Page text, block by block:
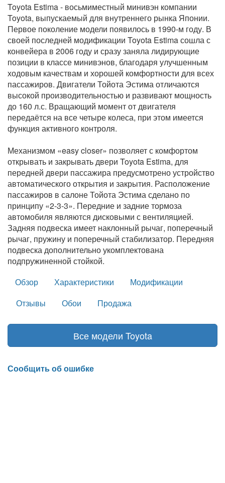
Toyota Estima - восьмиместный минивэн компании
Toyota, выпускаемый для внутреннего рынка Японии.
Первое поколение модели появилось в 1990-м году. В
своей последней модификации Toyota Estima сошла с
конвейера в 2006 году и сразу заняла лидирующие
позиции в классе минивэнов, благодаря улучшенным
ходовым качествам и хорошей комфортности для всех
пассажиров. Двигатели Тойота Эстима отличаются
высокой производительностью и развивают мощность
до 160 л.с. Вращающий момент от двигателя
передаётся на все четыре колеса, при этом имеется
функция активного контроля.
Механизмом «easy closer» позволяет с комфортом
открывать и закрывать двери Toyota Estima, для
передней двери пассажира предусмотрено устройство
автоматического открытия и закрытия. Расположение
пассажиров в салоне Тойота Эстима сделано по
принципу «2-3-3». Передние и задние тормоза
автомобиля являются дисковыми с вентиляцией.
Задняя подвеска имеет наклонный рычаг, поперечный
рычаг, пружину и поперечный стабилизатор. Передняя
подвеска дополнительно укомплектована
подпружиненной стойкой.
Обзор
Характеристики
Модификации
Отзывы
Обои Продажа
Все модели Toyota
Сообщить об ошибке